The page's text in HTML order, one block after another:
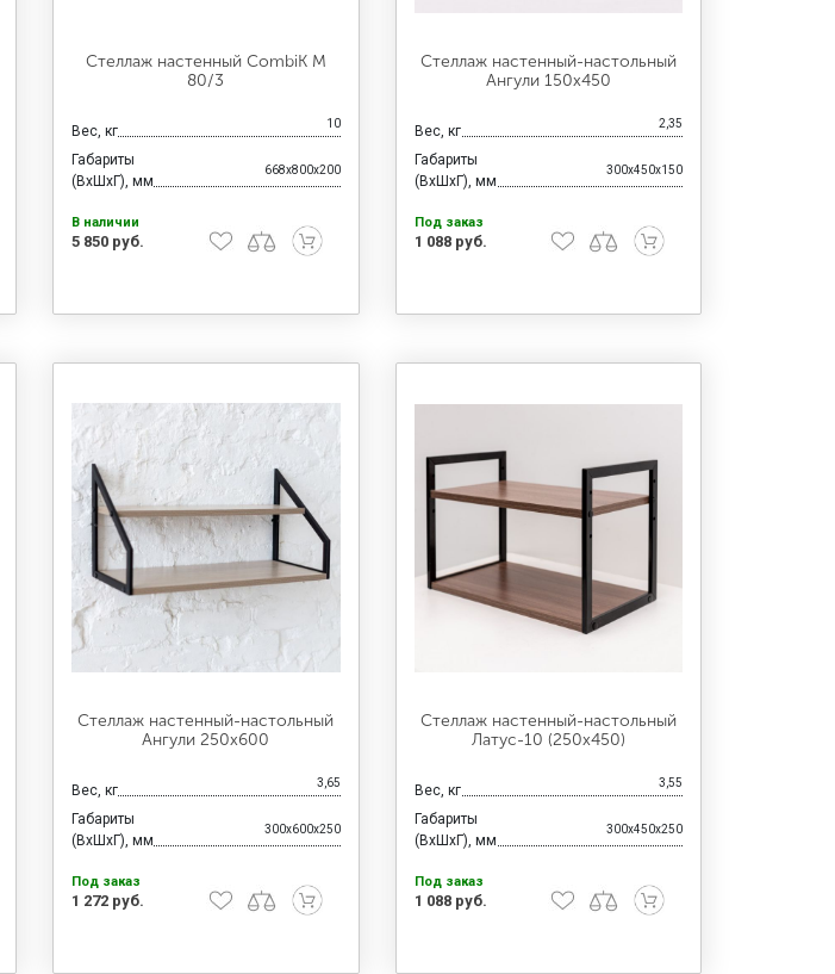
Стеллаж настенный CombiK M
80/3
Вес, кг 10
Габариты
(ВхШхГ), мм
668x800x200
В наличии
5 850 руб.
Стеллаж настенный-настольный
Ангули 150х450
Вес, кг 2,35
Габариты
(ВхШхГ), мм
300x450x150
Под заказ
1 088 руб.
Стеллаж настенный-настольный
Ангули 250х600
Вес, кг 3,65
Габариты
(ВхШхГ), мм
300x600x250
Под заказ
1 272 руб.
Стеллаж настенный-настольный
Латус-10 (250х450)
Вес, кг 3,55
Габариты
(ВхШхГ), мм
300x450x250
Под заказ
1 088 руб.